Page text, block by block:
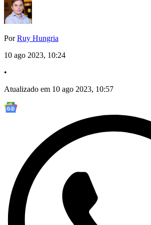
PorRuy Hungria
10 ago 2023, 10:24
•
Atualizado em 10 ago 2023, 10:57